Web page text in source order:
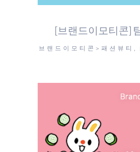
[브랜드이모티콘]
브랜드이모티콘>패션뷰티,